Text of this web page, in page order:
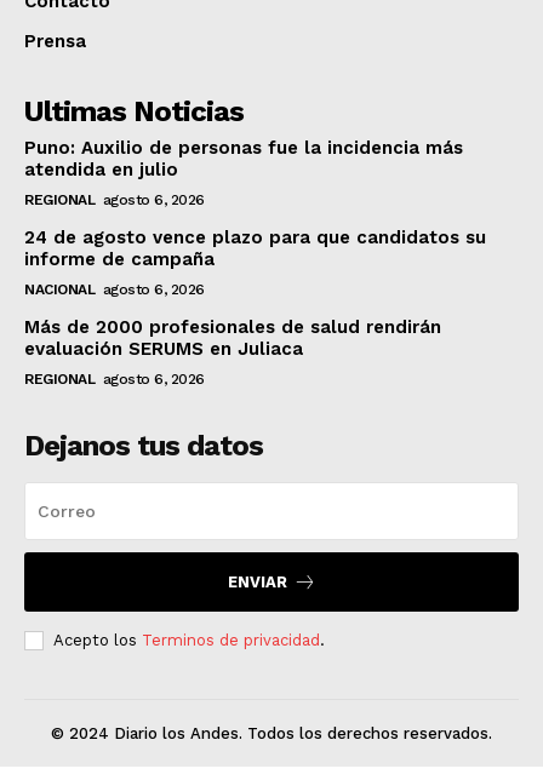
Prensa
Ultimas Noticias
Puno: Auxilio de personas fue la incidencia más
atendida en julio
REGIONAL agosto 6, 2026
24 de agosto vence plazo para que candidatos su
informe de campaña
NACIONAL agosto 6, 2026
Más de 2000 profesionales de salud rendirán
evaluación SERUMS en Juliaca
REGIONAL agosto 6, 2026
Dejanos tus datos
ENVIAR
Acepto los Terminos de privacidad .
© 2024 Diario los Andes. Todos los derechos reservados.